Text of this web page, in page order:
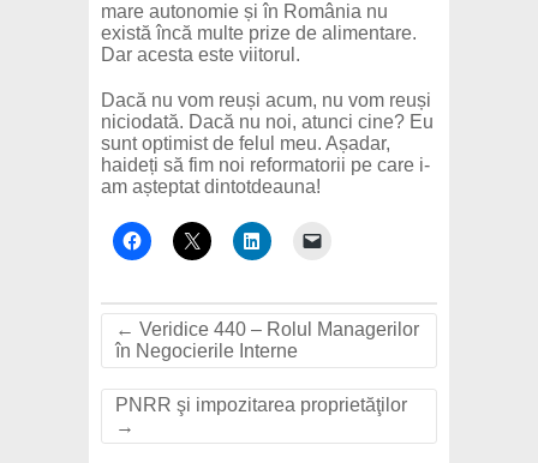
mare autonomie și în România nu
există încă multe prize de alimentare.
Dar acesta este viitorul.
Dacă nu vom reuși acum, nu vom reuși
niciodată. Dacă nu noi, atunci cine? Eu
sunt optimist de felul meu. Așadar,
haideți să fim noi reformatorii pe care i-
am așteptat dintotdeauna!
← Veridice 440 – Rolul Managerilor
în Negocierile Interne
PNRR şi impozitarea proprietăţilor
→